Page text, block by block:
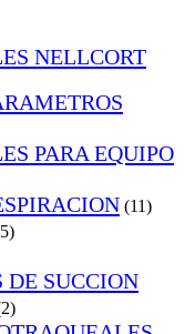
NELLCORT
PARA EQUIPO
(11)
DE SUCCION